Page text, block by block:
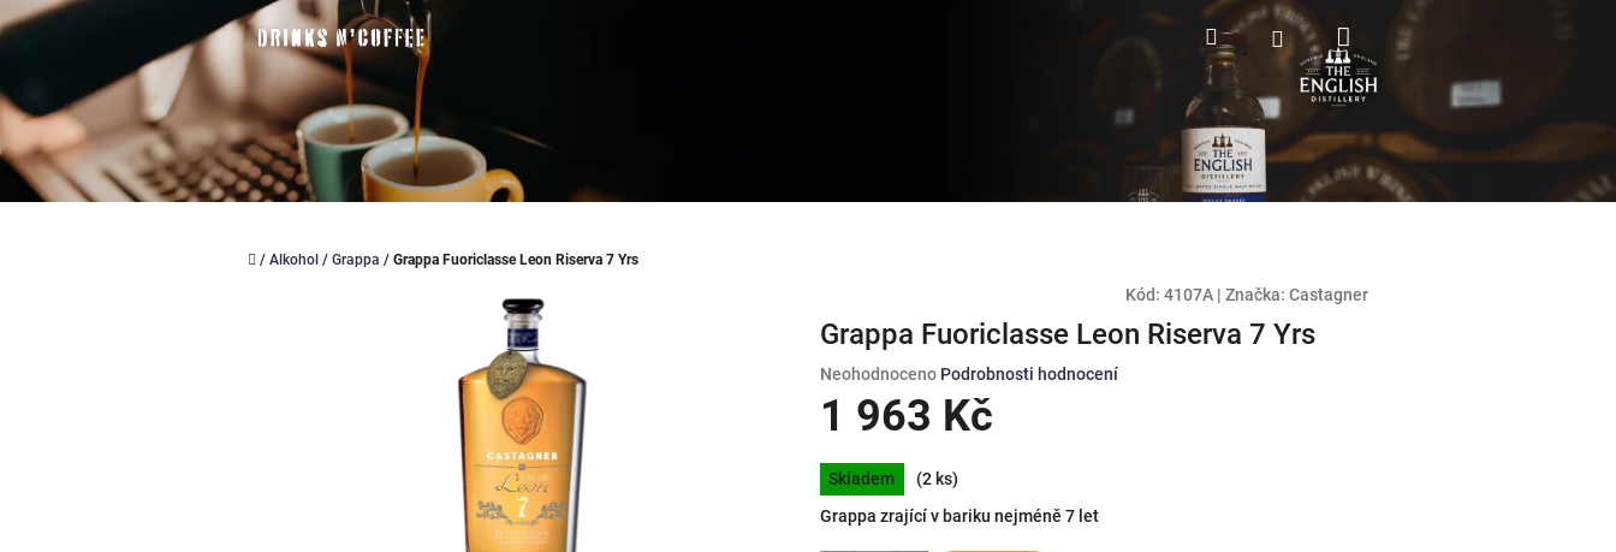
Přejít
na
HledatPřihlášeníNákupní
košík
Domů
/ Alkohol / Grappa / Grappa Fuoriclasse Leon Riserva 7 Yrs
Kód: 4107A | Značka: Castagner
Grappa Fuoriclasse Leon Riserva 7 Yrs
Průměrné
hodnocení
produktu
0,0
z
5
Neohodnoceno Podrobnosti hodnocení
1 963 Kč
Měrná
cena:
Skladem
(2 ks)
Grappa zrající v bariku nejméně 7 let